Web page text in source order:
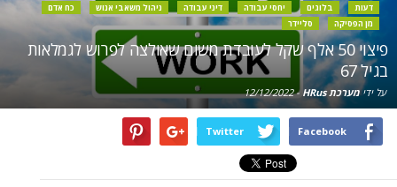
דעות בלוגים יחסי עבודה דיני עבודה ניהול משאבי אנוש
כח אדם
מן הפסיקה
סליידר
פיצוי 50 אלף שקל לעובדת משום שאולצה לפרוש לגמלאות
בגיל 67
על ידימערכת HRus -
12/12/2022
Facebook
Twitter